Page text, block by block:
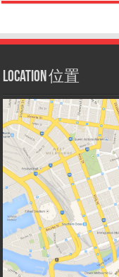
Location 位置